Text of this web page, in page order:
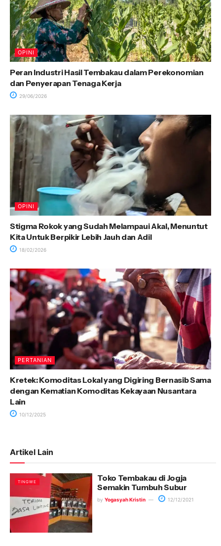
OPINI
Peran Industri Hasil Tembakau dalam Perekonomian
dan Penyerapan Tenaga Kerja
29/06/2026
OPINI
Stigma Rokok yang Sudah Melampaui Akal, Menuntut
Kita Untuk Berpikir Lebih Jauh dan Adil
18/02/2026
PERTANIAN
Kretek: Komoditas Lokal yang Digiring Bernasib Sama
dengan Kematian Komoditas Kekayaan Nusantara
Lain
10/12/2025
Artikel Lain
TINGWE
Toko Tembakau di Jogja
Semakin Tumbuh Subur
by Yogasyah Kristin 12/12/2021